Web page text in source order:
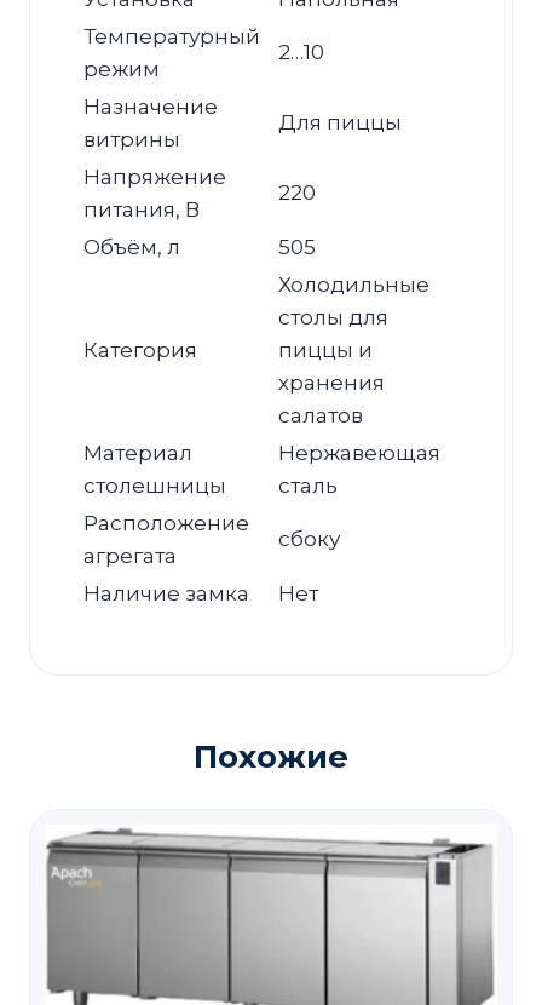
Температурный
режим
2…10
Назначение
витрины
Для пиццы
Напряжение
питания, В
220
Объём, л 505
Категория
Холодильные
столы для
пиццы и
хранения
салатов
Материал
столешницы
Нержавеющая
сталь
Расположение
агрегата
сбоку
Наличие замка Нет
Похожие